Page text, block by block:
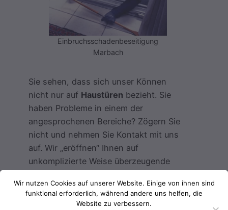
Einbruchsschadenbeseitigung
Marbach
Sie sehen, dass sich unser Können
nicht nur auf Haustüren bezieht. Sie
haben Probleme in einem der
angesprochenen Bereiche? Zögern Sie
nicht und nehmen Sie Kontakt mit uns
auf. Wir „eröffnen“ Ihnen auf
unkomplizierte Weise überzeugende
Umgebung!
Wir nutzen Cookies auf unserer Website. Einige von ihnen sind
funktional erforderlich, während andere uns helfen, die
Website zu verbessern.